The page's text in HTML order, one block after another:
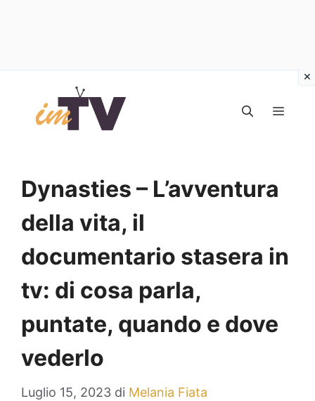
contenuto
Dynasties – L’avventura
della vita, il
documentario stasera in
tv: di cosa parla,
puntate, quando e dove
vederlo
Luglio 15, 2023 di Melania Fiata